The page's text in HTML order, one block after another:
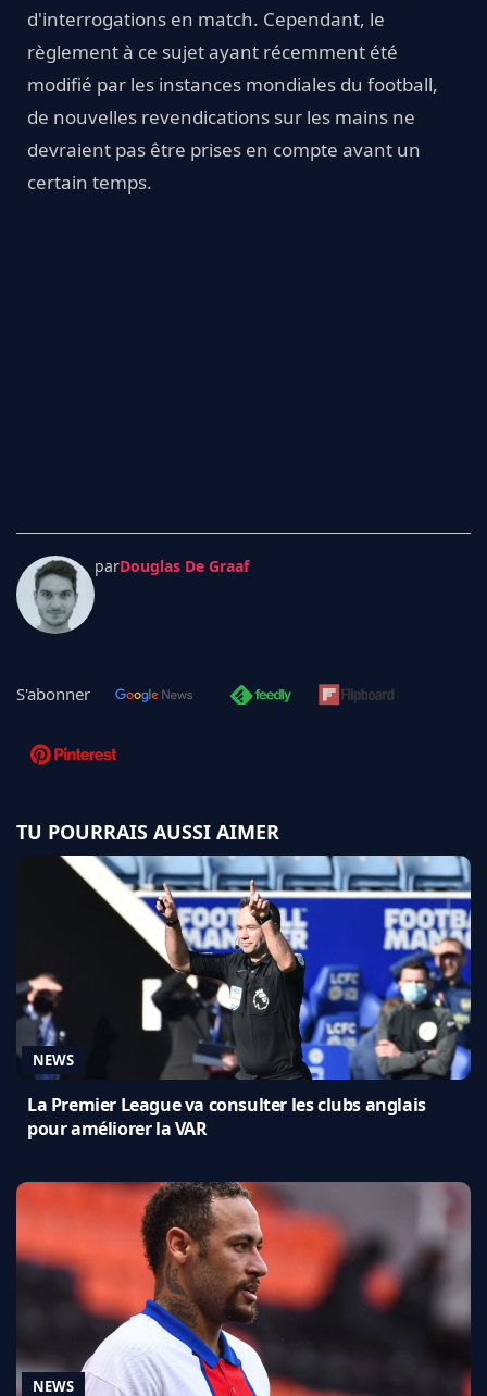
d'interrogations en match. Cependant, le
règlement à ce sujet ayant récemment été
modifié par les instances mondiales du football,
de nouvelles revendications sur les mains ne
devraient pas être prises en compte avant un
certain temps.
parDouglas De Graaf
S'abonner
TU POURRAIS AUSSI AIMER
NEWS
La Premier League va consulter les clubs anglais
pour améliorer la VAR
NEWS